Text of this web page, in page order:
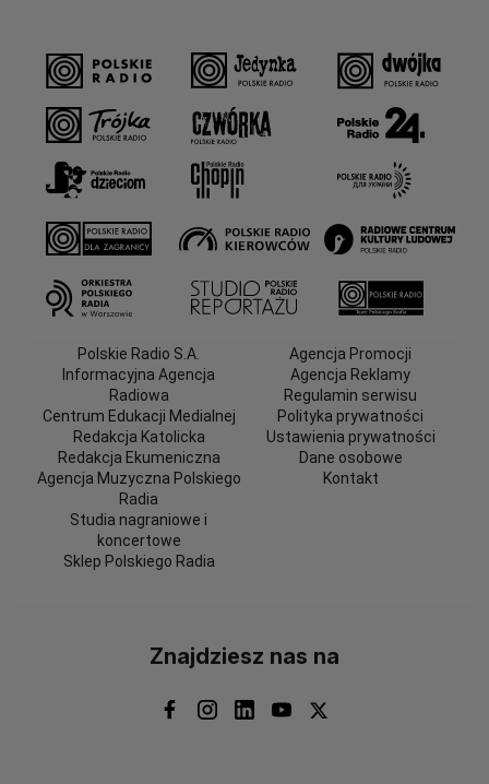
Polskie Radio S.A.
Informacyjna Agencja
Radiowa
Centrum Edukacji Medialnej
Redakcja Katolicka
Redakcja Ekumeniczna
Agencja Muzyczna Polskiego
Radia
Studia nagraniowe i
koncertowe
Sklep Polskiego Radia
Agencja Promocji
Agencja Reklamy
Regulamin serwisu
Polityka prywatności
Ustawienia prywatności
Dane osobowe
Kontakt
Znajdziesz nas na